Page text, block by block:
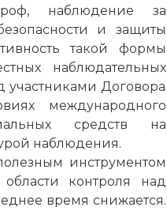
наблюдение за
и защиты
такой формы
наблюдательных
участниками Договора
международного
средств на
наблюдения.
инструментом
контроля над
время снижается.